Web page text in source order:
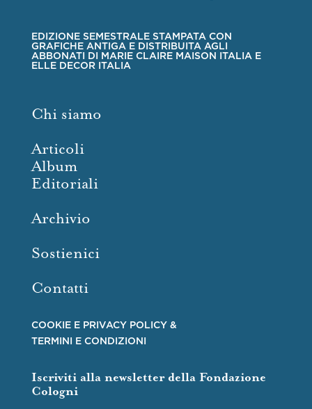
EDIZIONE SEMESTRALE STAMPATA CON
GRAFICHE ANTIGA E DISTRIBUITA AGLI
ABBONATI DI MARIE CLAIRE MAISON ITALIA E
ELLE DECOR ITALIA
Chi siamo
Articoli
Album
Editoriali
Archivio
Sostienici
Contatti
COOKIE E PRIVACY POLICY &
TERMINI E CONDIZIONI
Iscriviti alla newsletter della Fondazione
Cologni